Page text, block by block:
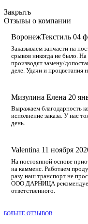
Закрыть
Отзывы о компании
ВоронежТекстиль 04
Заказываем запчасти на
срывов никогда не было.
производят замену/
деле. Удачи и процветания
Мизулина Елена 20
Выражаем благодарность
исполнение заказа. У нас
день.
Valentina 11 ноября
На постоянной основе
на камменс. Работаем
разу наш транспорт не
ООО ДАРНИЦА
ответственного.
БОЛЬШЕ ОТЗЫВОВ